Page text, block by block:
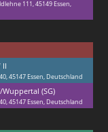
111, 45149 Essen,
II
45147 Essen, Deutschland
Wuppertal (SG)
45147 Essen, Deutschland